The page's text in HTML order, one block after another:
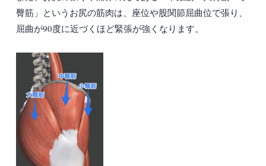
臀筋」というお尻の筋肉は、座位や股関節屈曲位で張り、
屈曲が90度に近づくほど緊張が強くなります。